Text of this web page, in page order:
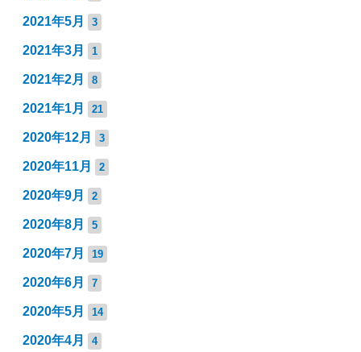
2021年5月 3
2021年3月 1
2021年2月 8
2021年1月 21
2020年12月 3
2020年11月 2
2020年9月 2
2020年8月 5
2020年7月 19
2020年6月 7
2020年5月 14
2020年4月 4